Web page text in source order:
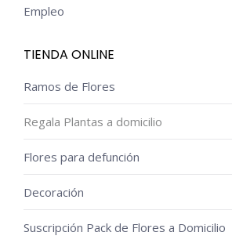
Empleo
TIENDA ONLINE
Ramos de Flores
Regala Plantas a domicilio
Flores para defunción
Decoración
Suscripción Pack de Flores a Domicilio